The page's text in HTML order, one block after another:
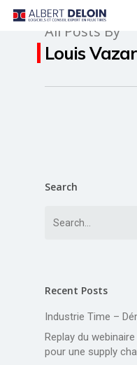
Hit enter to
All Posts By
Louis
Search
Recent Posts
Industrie Time –
Replay du
pour une supply